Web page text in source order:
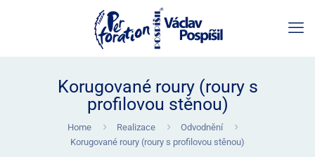
Korugované roury (roury s
profilovou stěnou)
Home Realizace
Odvodnění
Korugované roury (roury s profilovou stěnou)